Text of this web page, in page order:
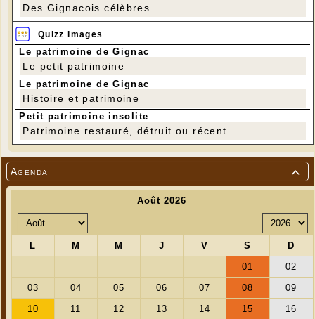

Agenda
Des Gignacois célèbres
Quizz images
Le patrimoine de Gignac
Le petit patrimoine
Le patrimoine de Gignac
Histoire et patrimoine
Petit patrimoine insolite
Patrimoine restauré, détruit ou récent